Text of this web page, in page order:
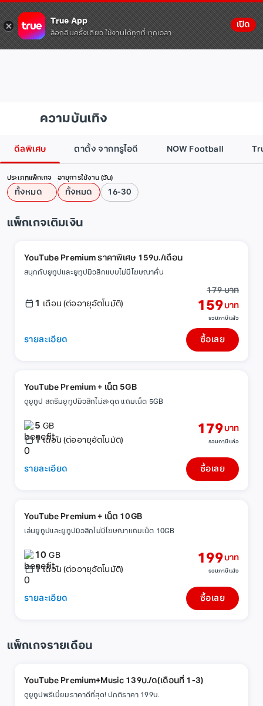
True App
ล็อกอินครั้งเดียว ใช้งานได้ทุกที่ ทุกเวลา
เปิด
ความบันเทิง
ดีลพิเศษ ตาตั้ง จากทรูไอดี NOW Football
ประเภทแพ็กเกจ
ทั้งหมด
อายุการใช้งาน (วัน)
ทั้งหมด 16-30
แพ็กเกจเติมเงิน
YouTube Premium ราคาพิเศษ 159บ./เดือน
สนุกกับยูทูปและยูทูปมิวสิกแบบไม่มีโฆษณาคั่น
1 เดือน (ต่ออายุอัตโนมัติ)
179 บาท
159 บาท
รวมภาษีแล้ว
รายละเอียด ซื้อเลย
YouTube Premium + เน็ต 5GB
ดูยูทูป สตรีมยูทูปมิวสิกไม่สะดุด แถมเน็ต 5GB
5GB
1 เดือน (ต่ออายุอัตโนมัติ)
179 บาท
รวมภาษีแล้ว
รายละเอียด ซื้อเลย
YouTube Premium + เน็ต 10GB
เล่นยูทูปและยูทูปมิวสิกไม่มีโฆษณาแถมเน็ต 10GB
10GB
1 เดือน (ต่ออายุอัตโนมัติ)
199 บาท
รวมภาษีแล้ว
รายละเอียด ซื้อเลย
แพ็กเกจรายเดือน
YouTube Premium+Music 139บ./ด(เดือนที่ 1-3)
ดูยูทูปพรีเมี่ยมราคาดีที่สุด! ปกติราคา 199บ.